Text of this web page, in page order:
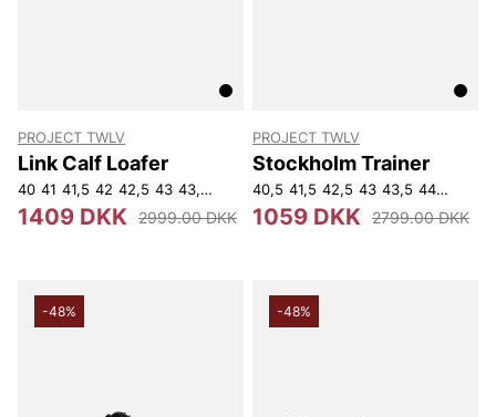
PROJECT TWLV
Link Calf Loafer
40 41 41,5 42 42,5 43 43,5 44,5 45 45,5 46,5 46
1409 DKK 2999.00 DKK
PROJECT TWLV
Stockholm Trainer
40,5 41,5 42,5 43 43,5 44 44,5
1059 DKK 2799.00 DKK
-48% -48%